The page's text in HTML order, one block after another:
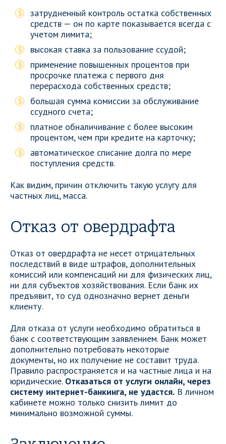
затрудненный контроль остатка собственных
средств — он по карте показывается всегда с
учетом лимита;
высокая ставка за пользование ссудой;
применение повышенных процентов при
просрочке платежа с первого дня
перерасхода собственных средств;
большая сумма комиссии за обслуживание
ссудного счета;
платное обналичивание с более высоким
процентом, чем при кредите на карточку;
автоматическое списание долга по мере
поступления средств.
Как видим, причин отключить такую услугу для
частных лиц, масса.
Отказ от овердрафта
Отказ от овердрафта не несет отрицательных
последствий в виде штрафов, дополнительных
комиссий или компенсаций ни для физических лиц,
ни для субъектов хозяйствования. Если банк их
предъявит, то суд однозначно вернет деньги
клиенту.
Для отказа от услуги необходимо обратиться в
банк с соответствующим заявлением. Банк может
дополнительно потребовать некоторые
документы, но их получение не составит труда.
Правило распространяется и на частные лица и на
юридические. Отказаться от услуги онлайн, через
систему интернет-банкинга, не удастся. В личном
кабинете можно только снизить лимит до
минимально возможной суммы.